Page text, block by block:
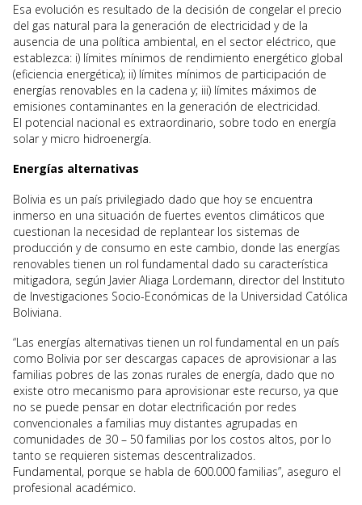
Esa evolución es resultado de la decisión de congelar el precio
del gas natural para la generación de electricidad y de la
ausencia de una política ambiental, en el sector eléctrico, que
establezca: i) límites mínimos de rendimiento energético global
(eficiencia energética); ii) límites mínimos de participación de
energías renovables en la cadena y; iii) límites máximos de
emisiones contaminantes en la generación de electricidad.
El potencial nacional es extraordinario, sobre todo en energía
solar y micro hidroenergía.
Energías alternativas
Bolivia es un país privilegiado dado que hoy se encuentra
inmerso en una situación de fuertes eventos climáticos que
cuestionan la necesidad de replantear los sistemas de
producción y de consumo en este cambio, donde las energías
renovables tienen un rol fundamental dado su característica
mitigadora, según Javier Aliaga Lordemann, director del Instituto
de Investigaciones Socio-Económicas de la Universidad Católica
Boliviana.
“Las energías alternativas tienen un rol fundamental en un país
como Bolivia por ser descargas capaces de aprovisionar a las
familias pobres de las zonas rurales de energía, dado que no
existe otro mecanismo para aprovisionar este recurso, ya que
no se puede pensar en dotar electrificación por redes
convencionales a familias muy distantes agrupadas en
comunidades de 30 – 50 familias por los costos altos, por lo
tanto se requieren sistemas descentralizados.
Fundamental, porque se habla de 600.000 familias”, aseguro el
profesional académico.